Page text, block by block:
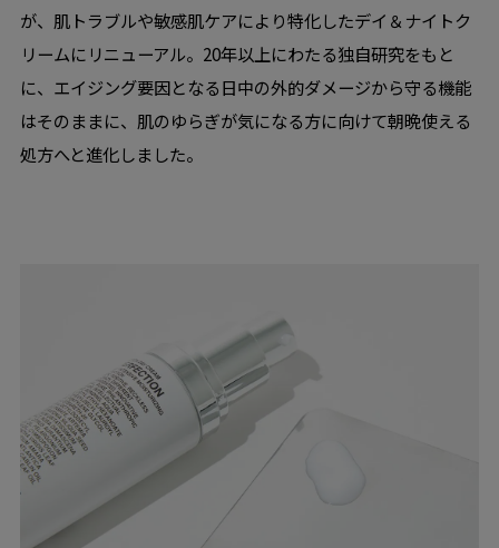
が、肌トラブルや敏感肌ケアにより特化したデイ＆ナイトク
リームにリニューアル。20年以上にわたる独自研究をもと
に、エイジング要因となる日中の外的ダメージから守る機能
はそのままに、肌のゆらぎが気になる方に向けて朝晩使える
処方へと進化しました。